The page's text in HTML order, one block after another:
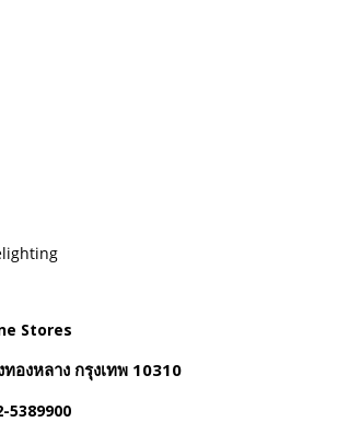
Stores
องหลาง กรุงเทพ 10310
5389900